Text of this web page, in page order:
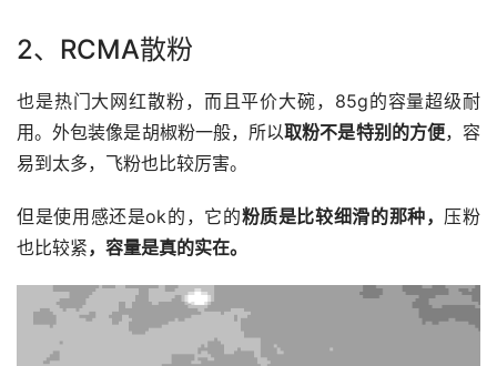
2、RCMA散粉
也是热门大网红散粉，而且平价大碗，85g的容量超级耐
用。外包装像是胡椒粉一般，所以取粉不是特别的方便，容
易到太多，飞粉也比较厉害。
但是使用感还是ok的，它的粉质是比较细滑的那种， 压粉
也比较紧，容量是真的实在。